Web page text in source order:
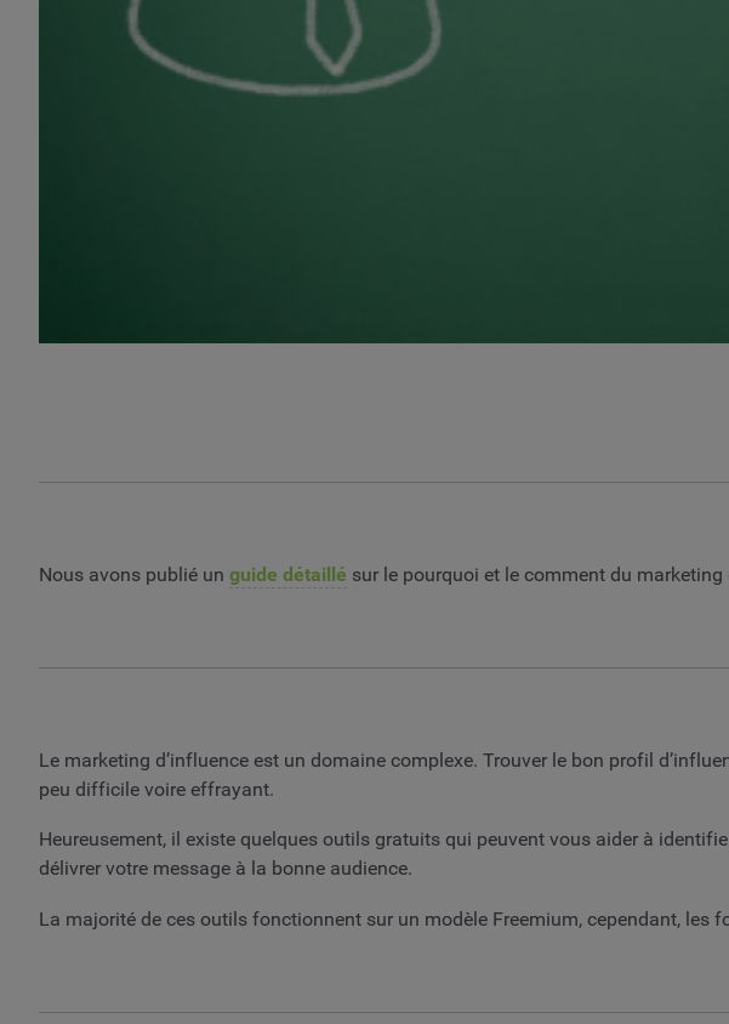
Nous avons publié un guide détaillé sur le pourquoi et le comment du marketing
Le marketing d’influence est un domaine complexe. Trouver le bon profil
peu difficile voire effrayant.
Heureusement, il existe quelques outils gratuits qui peuvent vous aider à
délivrer votre message à la bonne audience.
La majorité de ces outils fonctionnent sur un modèle Freemium, cependant, les